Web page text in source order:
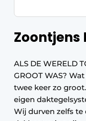
Zoontjens
ALS DE WERELD
GROOT WAS?
twee keer zo
eigen
Wij durven zelfs